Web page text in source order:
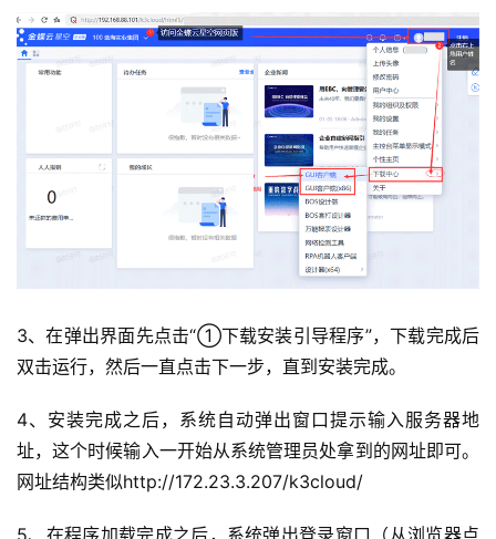
首
3、在弹出界面先点击“①下载安装引导程序”，下载完成后
双击运行，然后一直点击下一步，直到安装完成。
4、安装完成之后，系统自动弹出窗口提示输入服务器地
址，这个时候输入一开始从系统管理员处拿到的网址即可。
网址结构类似http://172.23.3.207/k3cloud/